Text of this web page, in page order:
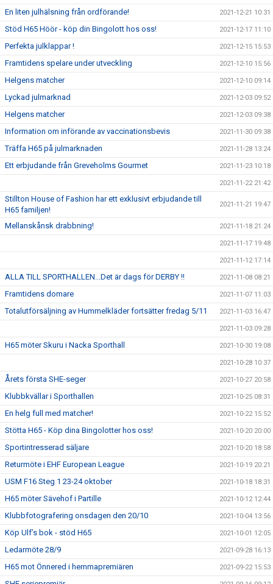
En liten julhälsning från ordförande! 2021-12-21 10:31
Stöd H65 Höör - köp din Bingolott hos oss! 2021-12-17 11:10
Perfekta julklappar ! 2021-12-15 15:53
Framtidens spelare under utveckling 2021-12-10 15:56
Helgens matcher 2021-12-10 09:14
Lyckad julmarknad 2021-12-03 09:52
Helgens matcher 2021-12-03 09:38
Information om införande av vaccinationsbevis 2021-11-30 09:38
Träffa H65 på julmarknaden 2021-11-28 13:24
Ett erbjudande från Greveholms Gourmet 2021-11-23 10:18
2021-11-22 21:42
Stillton House of Fashion har ett exklusivt erbjudande till
H65 familjen!
2021-11-21 19:47
Mellanskånsk drabbning! 2021-11-18 21:24
2021-11-17 19:48
2021-11-12 17:14
ALLA TILL SPORTHALLEN...Det är dags för DERBY !! 2021-11-08 08:21
Framtidens domare 2021-11-07 11:03
Totalutförsäljning av Hummelkläder fortsätter fredag 5/11 2021-11-03 16:47
2021-11-03 09:28
H65 möter Skuru i Nacka Sporthall 2021-10-30 19:08
2021-10-28 10:37
Årets första SHE-seger 2021-10-27 20:58
Klubbkvällar i Sporthallen 2021-10-25 08:31
En helg full med matcher! 2021-10-22 15:52
Stötta H65 - Köp dina Bingolotter hos oss! 2021-10-20 20:00
Sportintresserad säljare 2021-10-20 18:58
Returmöte i EHF European League 2021-10-19 20:21
USM F16 Steg 1 23-24 oktober 2021-10-18 18:31
H65 möter Sävehof i Partille 2021-10-12 12:44
Klubbfotografering onsdagen den 20/10 2021-10-04 13:56
Köp Ulf’s bok - stöd H65 2021-10-01 12:05
Ledarmöte 28/9 2021-09-28 16:13
H65 mot Önnered i hemmapremiären 2021-09-22 15:53